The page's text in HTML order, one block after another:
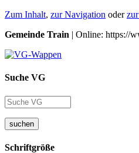
Zum Inhalt, zur Navigation oder
Gemeinde Train | Online: https://
Suche VG
suchen
Schriftgröße